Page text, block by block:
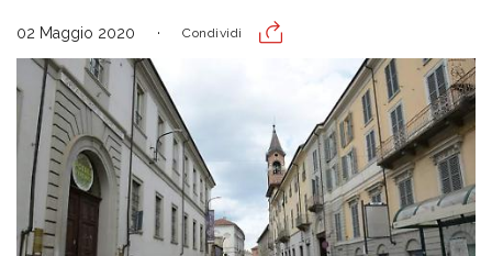
02 Maggio 2020 Condividi